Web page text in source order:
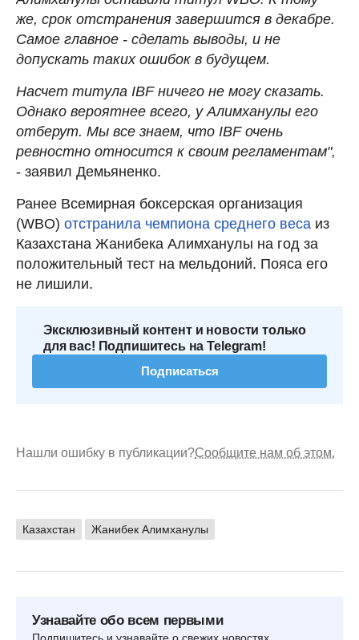
же, срок отстранения завершится в декабре.
Самое главное - сделать выводы, и не
допускать таких ошибок в будущем.
Насчет титула IBF ничего не могу сказать.
Однако вероятнее всего, у Алимханулы его
отберут. Мы все знаем, что IBF очень
ревностно относится к своим регламентам",
- заявил Демьяненко.
Ранее Всемирная боксерская организация
(WBO) отстранила чемпиона среднего веса из
Казахстана Жанибека Алимханулы на год за
положительный тест на мельдоний. Пояса его
не лишили.
Эксклюзивный контент и новости только
для вас! Подпишитесь на Telegram!
Подписаться
Нашли ошибку в публикации?Сообщите нам об этом.
Казахстан Жанибек Алимханулы
Узнавайте обо всем первыми
Подпишитесь и узнавайте о свежих новостях